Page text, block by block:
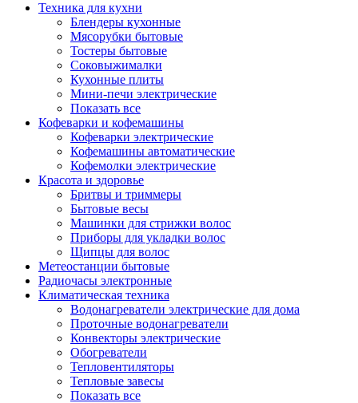
Техника для кухни
Блендеры кухонные
Мясорубки бытовые
Тостеры бытовые
Соковыжималки
Кухонные плиты
Мини-печи электрические
Показать все
Кофеварки и кофемашины
Кофеварки электрические
Кофемашины автоматические
Кофемолки электрические
Красота и здоровье
Бритвы и триммеры
Бытовые весы
Машинки для стрижки волос
Приборы для укладки волос
Щипцы для волос
Метеостанции бытовые
Радиочасы электронные
Климатическая техника
Водонагреватели электрические для дома
Проточные водонагреватели
Конвекторы электрические
Обогреватели
Тепловентиляторы
Тепловые завесы
Показать все